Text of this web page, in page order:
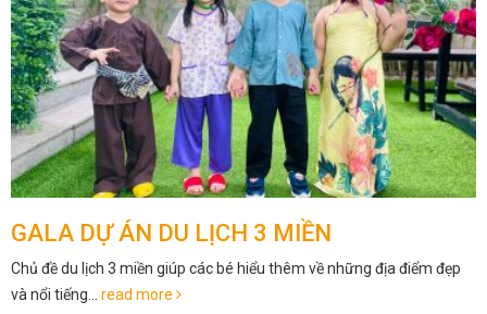
GALA DỰ ÁN DU LỊCH 3 MIỀN
Chủ đề du lịch 3 miền giúp các bé hiểu thêm về những địa điểm đẹp
và nổi tiếng... read more